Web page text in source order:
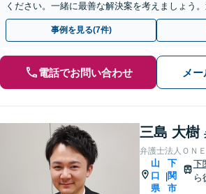
ください。一緒に最善な解決案を考えましょう
個人再生など幅広く対応。借金問題は解決でき
事例を見る(7件)
電話でお問い合わせ メ
三島 大樹
弁護士法人ＯＮ
山
口
県
|
下
関
市
下
ら